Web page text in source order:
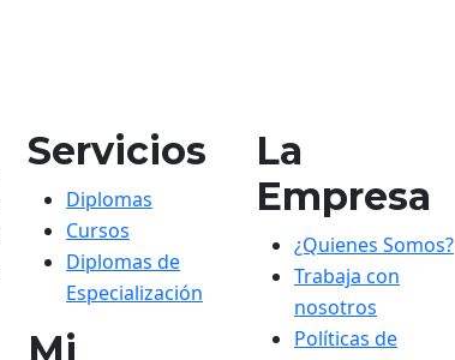
Servicios
Diplomas
Cursos
Diplomas de
Especialización
Mi
La
Empresa
¿Quienes Somos?
Trabaja con
nosotros
Políticas de